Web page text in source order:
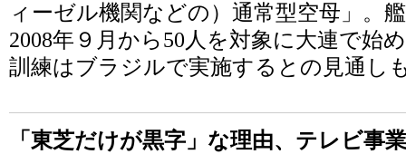
ィーゼル機関などの）通常型空母」。
2008年９月から50人を対象に大連で始
訓練はブラジルで実施するとの見通し
「東芝だけが黒字」な理由、テレビ事